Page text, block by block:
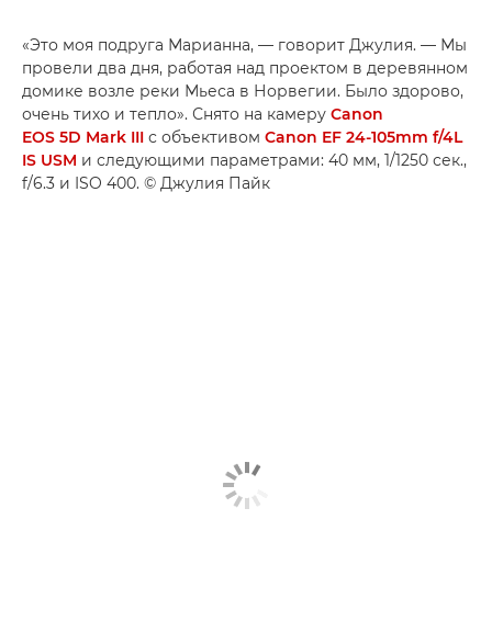
«Это моя подруга Марианна, — говорит Джулия. — Мы
провели два дня, работая над проектом в деревянном
домике возле реки Мьеса в Норвегии. Было здорово,
очень тихо и тепло». Снято на камеру Canon
EOS 5D Mark III с объективом Canon EF 24-105mm f/4L
IS USM и следующими параметрами: 40 мм, 1/1250 сек.,
f/6.3 и ISO 400. © Джулия Пайк